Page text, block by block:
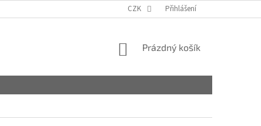
CZK Přihlášení
NÁKUPNÍ
Prázdný košík